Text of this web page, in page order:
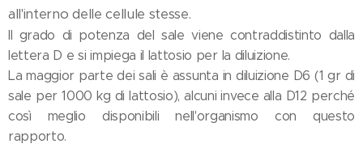
all'interno delle cellule stesse.
Il grado di potenza del sale viene contraddistinto dalla
lettera D e si impiega il lattosio per la diluizione.
La maggior parte dei sali è assunta in diluizione D6 (1 gr di
sale per 1000 kg di lattosio), alcuni invece alla D12 perché
così meglio disponibili nell'organismo con questo
rapporto.